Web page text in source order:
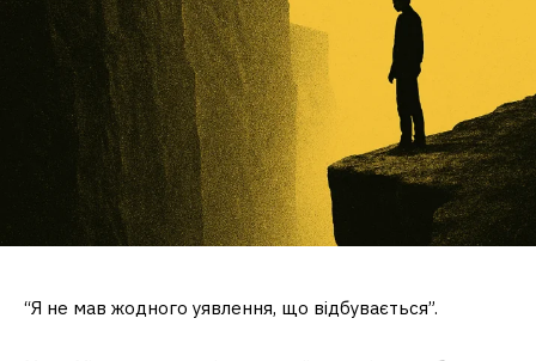
“Я не мав жодного уявлення, що відбувається”.